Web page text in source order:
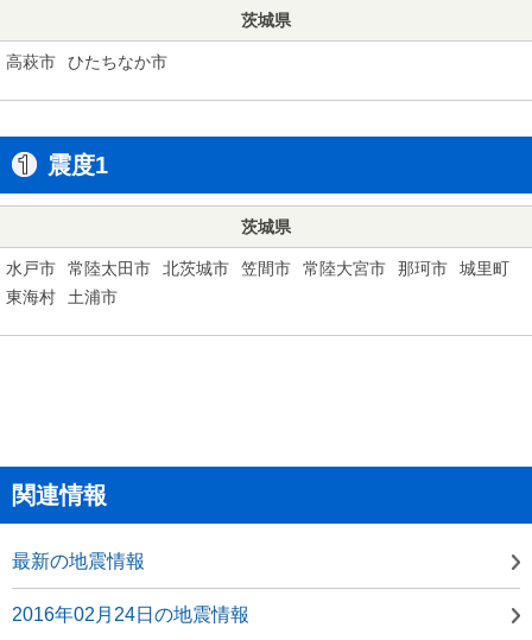
茨城県
高萩市 ひたちなか市
震度1
茨城県
水戸市 常陸太田市 北茨城市 笠間市 常陸大宮市 那珂市
城里町
東海村
土浦市
関連情報
最新の地震情報
2016年02月24日の地震情報